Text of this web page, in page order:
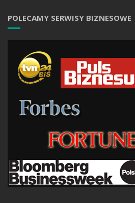
POLECAMY SERWISY BIZNESOWE